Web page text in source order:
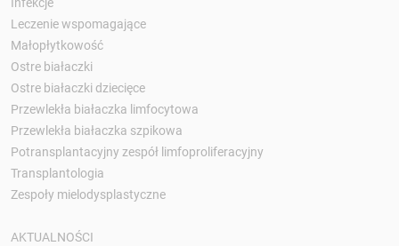
Leczenie wspomagające
Małopłytkowość
Ostre białaczki
Ostre białaczki dziecięce
Przewlekła białaczka limfocytowa
Przewlekła białaczka szpikowa
Potransplantacyjny zespół limfoproliferacyjny
Transplantologia
Zespoły mielodysplastyczne
AKTUALNOŚCI